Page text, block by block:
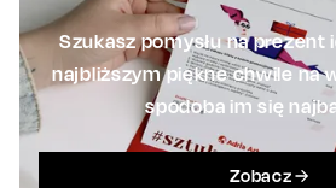
Szukasz pomysłu na prezent
najbliższym piękne chwile na
spodoba im się
Zobacz